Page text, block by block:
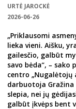
URTĖ JAROCKĖ
2026-06-26
„Priklausomi
lieka vieni. Aišku,
gailesčio, galbūt
savo bėda“, –
centro „Nugalėtojų
darbuotoja Gražina
slepia, nei jų
galbūt įkvėps bent